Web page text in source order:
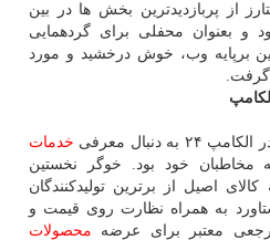
از پربازدیدترین بخش ها در بین
و بعنوان محفلی برای گردهمایی
برپایه وب، خوش درخشید و مورد
گرفت.
دنبال معرفی
خدمات
مخاطبان خود بود. خوگر نخستین
اصیل از برترین تولیدكنندگان
به همراه نظارت روی قیمت و
معتبر برای عرضه محصولات